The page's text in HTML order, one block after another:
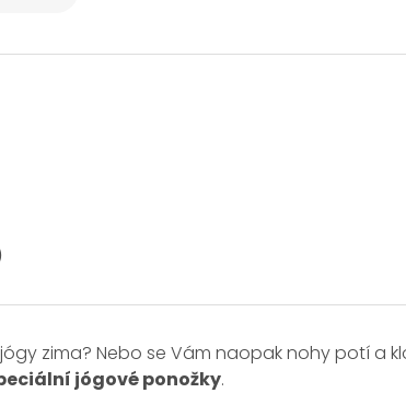
zima? Nebo se Vám naopak nohy potí a
jógové ponožky.